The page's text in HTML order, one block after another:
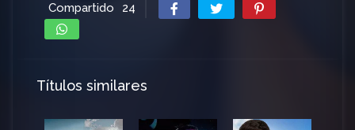
Compartido 24
Títulos similares